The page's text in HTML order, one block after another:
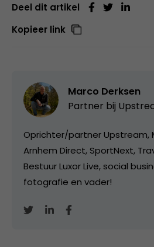
Deel dit artikel
Kopieer link
Marco Derksen
Partner bij
Oprichter/partner Upstream,
Arnhem Direct, SportNext,
Bestuur Luxor Live, social
fotografie en vader!